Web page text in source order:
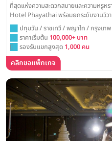
ที่สุดแห่งความสะดวกสบายและความหรู
Hotel Phayathai พร้อมยกระดับงานวิ
ล่าสุด ณ ศูนย์กลางการเดินทางที่เชื่อมต่อ
ปทุมวัน / ราชเทวี / พญาไท / กรุงเทพ
ราคาเริ่มต้น 100,000+ บาท
รองรับแขกสูงสุด 1,000 คน
คลิกขอแพ็กเกจ